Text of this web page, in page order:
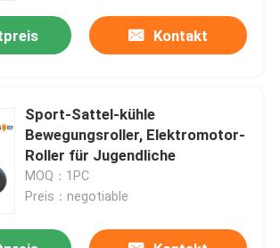
Kontakt
Sport-Sattel-kühle
Bewegungsroller, Elektromotor-
Roller für Jugendliche
MOQ：1PC
Preis：negotiable